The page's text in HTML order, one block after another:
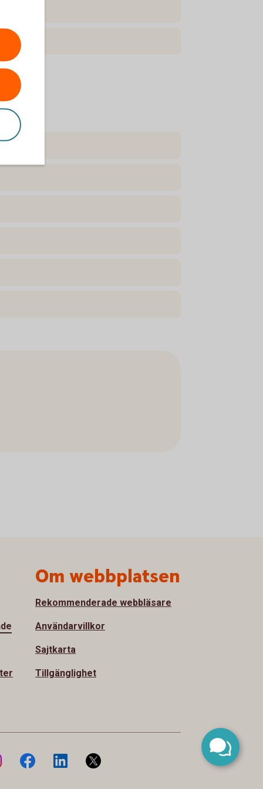
Om webbplatsen
Rekommenderade webbläsare
Användarvillkor
Sajtkarta
Tillgänglighet